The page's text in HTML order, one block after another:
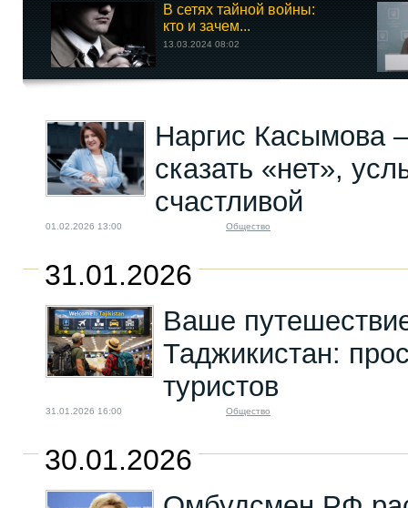
В сетях тайной войны:
кто и зачем...
13.03.2024 08:02
Наргис Касымова
сказать «нет»,
счастливой
01.02.2026 13:00 Общество
31.01.2026
Ваше
Таджикистан:
туристов
31.01.2026 16:00 Общество
30.01.2026